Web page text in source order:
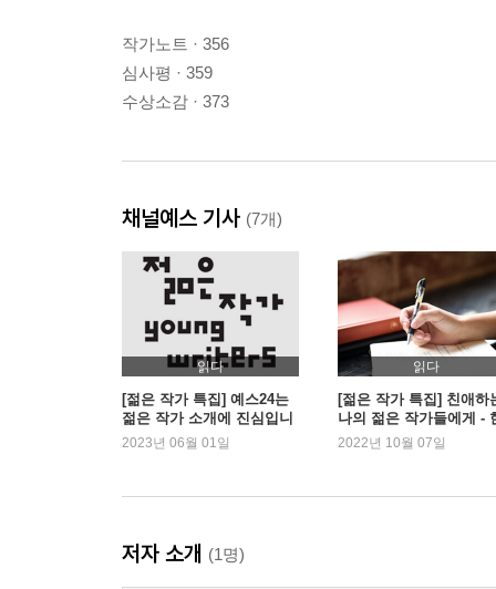
작가노트 · 356
심사평 · 359
수상소감 · 373
채널예스 기사 (7개)
읽다
[젊은 작가 특집] 예스24는
젊은 작가 소개에 진심입니
다
2023년 06월 01일
읽다
[젊은 작가 특집] 친애하
나의 젊은 작가들에게 -
소범 기자
2022년 10월 07일
저자 소개 (1명)